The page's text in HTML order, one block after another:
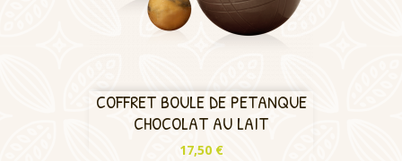
COFFRET BOULE DE PETANQUE
CHOCOLAT AU LAIT
Prix
17,50 €